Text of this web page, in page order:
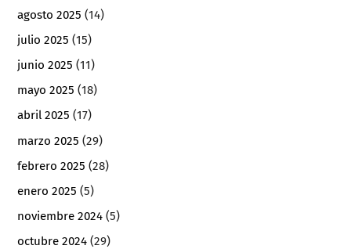
agosto 2025 (14)
julio 2025 (15)
junio 2025 (11)
mayo 2025 (18)
abril 2025 (17)
marzo 2025 (29)
febrero 2025 (28)
enero 2025 (5)
noviembre 2024 (5)
octubre 2024 (29)